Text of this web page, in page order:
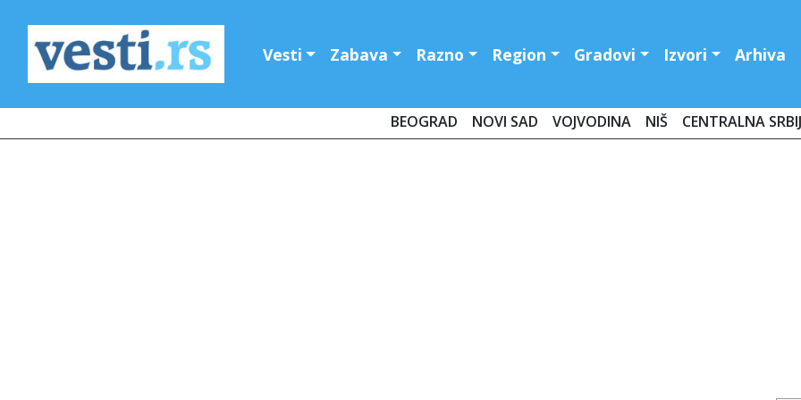
Vesti Zabava Razno Region Gradovi Izvori Arhiva
BEOGRAD NOVI SAD VOJVODINA NIŠ CENTRALNA